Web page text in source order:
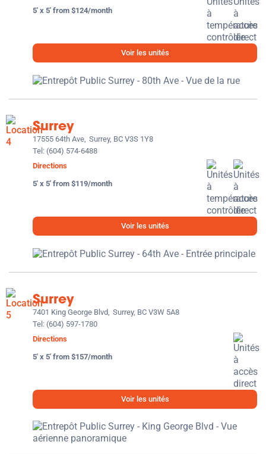
5' x 5' from $124/month
Voir les unités
Surrey
17555 64th Ave, Surrey, BC V3S 1Y8
Tel: (604) 574-6488
Directions
5' x 5' from $119/month
Voir les unités
Surrey
7401 King George Blvd, Surrey, BC V3W 5A8
Tel: (604) 597-1780
Directions
5' x 5' from $157/month
Voir les unités